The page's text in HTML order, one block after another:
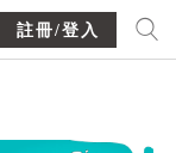
註冊/登入